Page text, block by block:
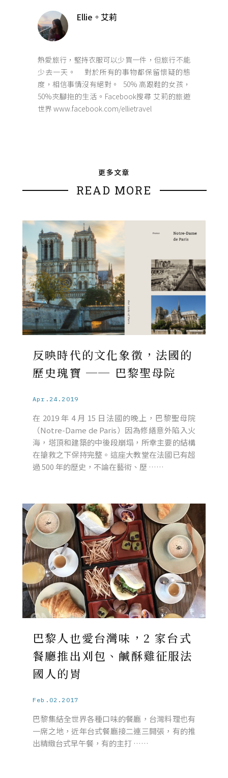
Ellie。艾莉
熱愛旅行，堅持衣服可以少買一件，但旅行不能
少去一天。 對於所有的事物都保留懷疑的態
度，相信事情沒有絕對。 50% 高跟鞋的女孩，
50%夾腳拖的生活。Facebook搜尋 艾莉的旅遊
世界 www.facebook.com/ellietravel
更多文章
READ MORE
反映時代的文化象徵，法國的
歷史瑰寶 ── 巴黎聖母院
Apr.24.2019
在 2019 年 4 月 15 日法國的晚上，巴黎聖母院
（Notre-Dame de Paris）因為修繕意外陷入火
海，塔頂和建築的中後段崩塌，所幸主要的結構
在搶救之下保持完整。這座大教堂在法國已有超
過 500 年的歷史，不論在藝術、歷 ……
巴黎人也愛台灣味，2 家台式
餐廳推出刈包、鹹酥雞征服法
國人的胃
Feb.02.2017
巴黎集結全世界各種口味的餐廳，台灣料理也有
一席之地，近年台式餐廳接二連三開張，有的推
出精緻台式早午餐，有的主打 ……